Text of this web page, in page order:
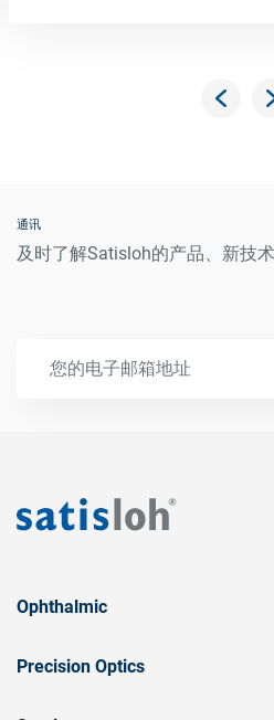
通讯
及时了解Satisloh的产品、新技
Ophthalmic
Precision Optics